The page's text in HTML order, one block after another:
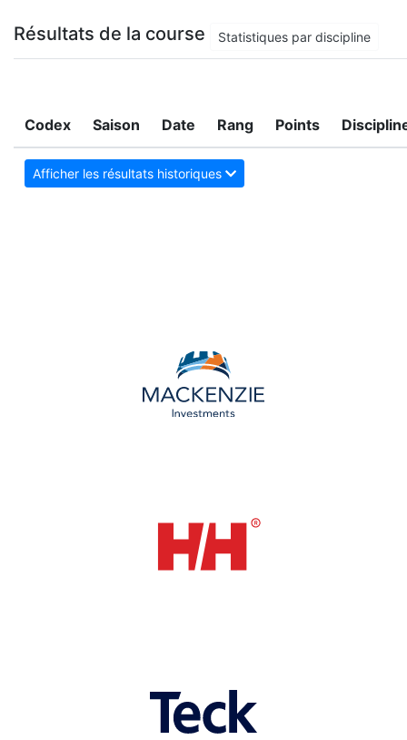
Résultats de la course Statistiques par discipline
Codex Saison Date Rang Points
Afficher les résultats historiques